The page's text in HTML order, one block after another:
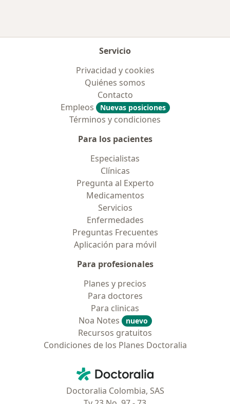
Servicio
Privacidad y cookies
Quiénes somos
Contacto
Empleos
Nuevas posiciones
Términos y condiciones
Para los pacientes
Especialistas
Clínicas
Pregunta al Experto
Medicamentos
Servicios
Enfermedades
Preguntas Frecuentes
Aplicación para móvil
Para profesionales
Planes y precios
Para doctores
Para clinicas
Noa Notes
nuevo
Recursos gratuitos
Condiciones de los Planes Doctoralia
Doctoralia - Página de inicio
Doctoralia Colombia, SAS